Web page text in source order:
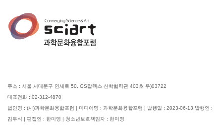
주소 : 서울 서대문구 연세로 50, GS칼텍스 산학협력관 403호 우)03722
대표전화 : 02-312-4870
법인명 : (사)과학문화융합포럼 | 미디어명 : 과학문화융합포럼 | 발행일 : 2023-06-13 발행인 :
김우식 | 편집인 : 한미영 | 청소년보호책임자 : 한미영